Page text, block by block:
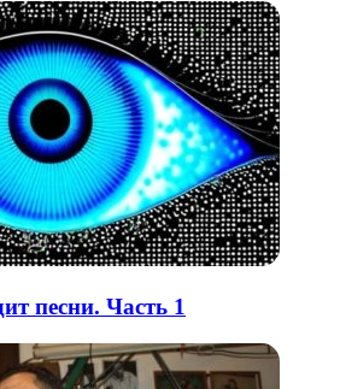
песни. Часть 1